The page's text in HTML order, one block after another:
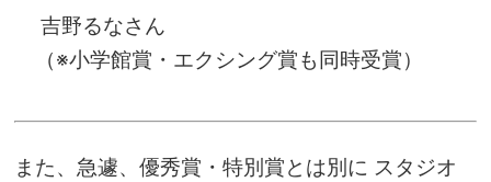
吉野るなさん
（※小学館賞・エクシング賞も同時受賞）
また、急遽、優秀賞・特別賞とは別に スタジオ